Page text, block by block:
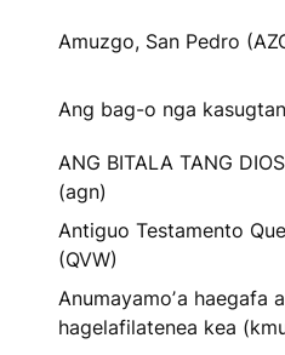
Amuzgo, San Pedro
Ang bag-o nga
ANG BITALA TANG
(agn)
Antiguo Testamento
(QVW)
Anumayamoʼa haegafa
hagelafilatenea kea